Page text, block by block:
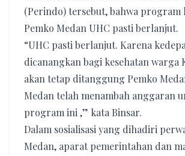
(Perindo) tersebut, bahwa program
Pemko Medan UHC pasti berlanjut.
“UHC pasti berlanjut. Karena
dicanangkan bagi kesehatan warga
akan tetap ditanggung Pemko
Medan telah menambah anggaran
program ini ,” kata Binsar.
Dalam sosialisasi yang dihadiri
Medan, aparat pemerintahan dan